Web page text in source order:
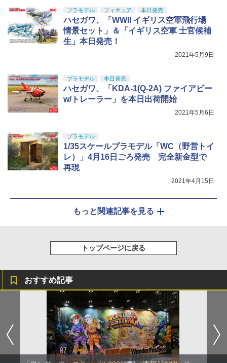
プラモデル フィギュア 本日発売
ハセガワ、「WWII イギリス空軍飛行場
情景セット」＆「イギリス空軍 士官候補
生」本日発売！
2021年5月9日
プラモデル 本日発売
ハセガワ、「KDA-1(Q-2A) ファイアビー
w/トレーラー」を本日出荷開始
2021年5月6日
プラモデル
1/35スケールプラモデル「WC（野営トイ
レ）」4月16日ごろ発売 完全新金型で
再現
2021年4月15日
もっと関連記事を見る
トップページに戻る
おすすめ記事